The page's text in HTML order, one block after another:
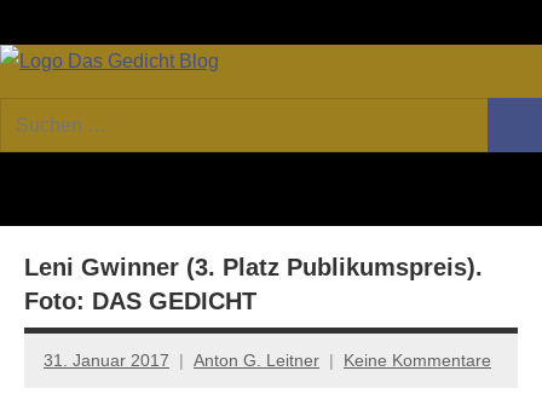
Inhalt
GEDICHT
Forum
von
Lyrik,
Essay
Suchen
nach:
Leni Gwinner (3. Platz Publikumspreis).
Foto: DAS GEDICHT
31. Januar 2017 Anton G. Leitner Keine Kommentare